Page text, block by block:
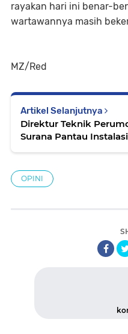
rayakan hari ini benar-
wartawannya masih
MZ/Red
Artikel Selanjutnya
Direktur Teknik
Surana Pantau
OPINI